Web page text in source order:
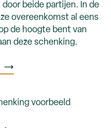
beide partijen. In de
overeenkomst al eens
de hoogte bent van
deze schenking.
voorbeeld